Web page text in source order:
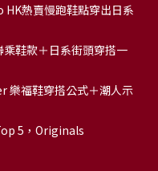
熱賣慢跑鞋點穿出日系
乘鞋款＋日系街頭穿搭一
樂福鞋穿搭公式＋潮人示
5，Originals